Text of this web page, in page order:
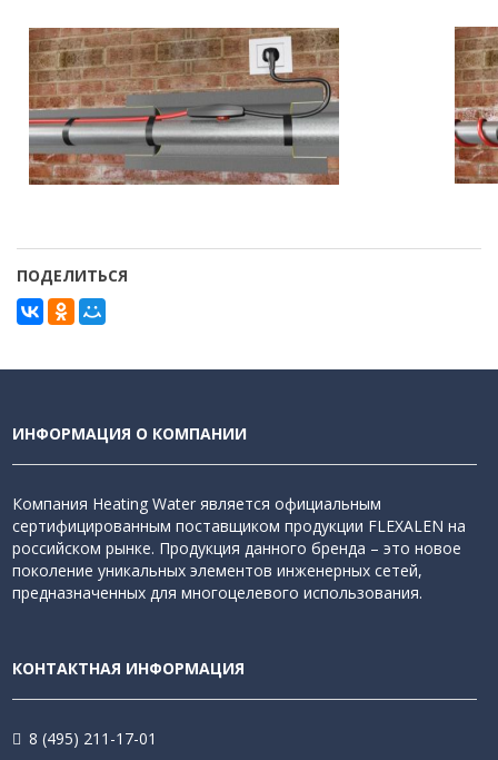
ПОДЕЛИТЬСЯ
ИНФОРМАЦИЯ О КОМПАНИИ
Компания Heating Water является официальным
сертифицированным поставщиком продукции FLEXALEN на
российском рынке. Продукция данного бренда – это новое
поколение уникальных элементов инженерных сетей,
предназначенных для многоцелевого использования.
КОНТАКТНАЯ ИНФОРМАЦИЯ
8 (495) 211-17-01